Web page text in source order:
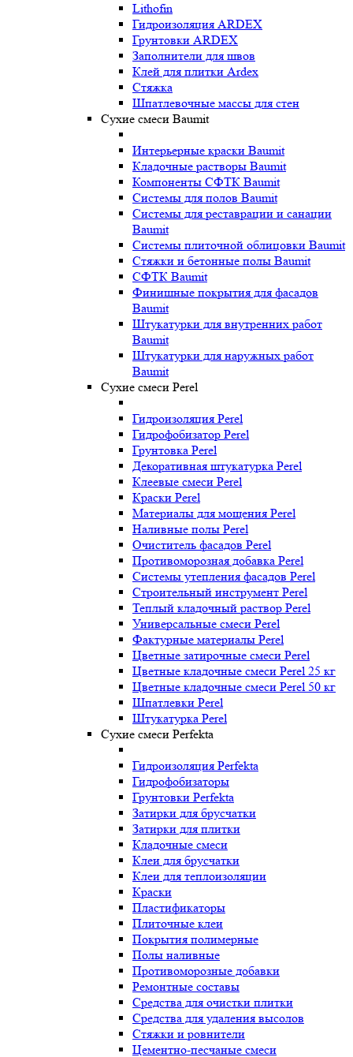
Lithofin
Гидроизоляция ARDEX
Грунтовки ARDEX
Заполнители для швов
Клей для плитки Ardex
Стяжка
Шпатлевочные массы для стен
Сухие смеси Baumit
Интерьерные краски Baumit
Кладочные растворы Baumit
Компоненты СФТК Baumit
Системы для полов Baumit
Системы для реставрации и санации
Baumit
Системы плиточной облицовки Baumit
Стяжки и бетонные полы Baumit
СФТК Baumit
Финишные покрытия для фасадов
Baumit
Штукатурки для внутренних работ
Baumit
Штукатурки для наружных работ
Baumit
Сухие смеси Perel
Гидроизоляция Perel
Гидрофобизатор Perel
Грунтовка Perel
Декоративная штукатурка Perel
Клеевые смеси Perel
Краски Perel
Материалы для мощения Perel
Наливные полы Perel
Очиститель фасадов Perel
Противоморозная добавка Perel
Системы утепления фасадов Perel
Строительный инструмент Perel
Теплый кладочный раствор Perel
Универсальные смеси Perel
Фактурные материалы Perel
Цветные затирочные смеси Perel
Цветные кладочные смеси Perel 25 кг
Цветные кладочные смеси Perel 50 кг
Шпатлевки Perel
Штукатурка Perel
Сухие смеси Perfekta
Гидроизоляция Perfekta
Гидрофобизаторы
Грунтовки Perfekta
Затирки для брусчатки
Затирки для плитки
Кладочные смеси
Клеи для брусчатки
Клеи для теплоизоляции
Краски
Пластификаторы
Плиточные клеи
Покрытия полимерные
Полы наливные
Противоморозные добавки
Ремонтные составы
Средства для очистки плитки
Средства для удаления высолов
Стяжки и ровнители
Цементно-песчаные смеси